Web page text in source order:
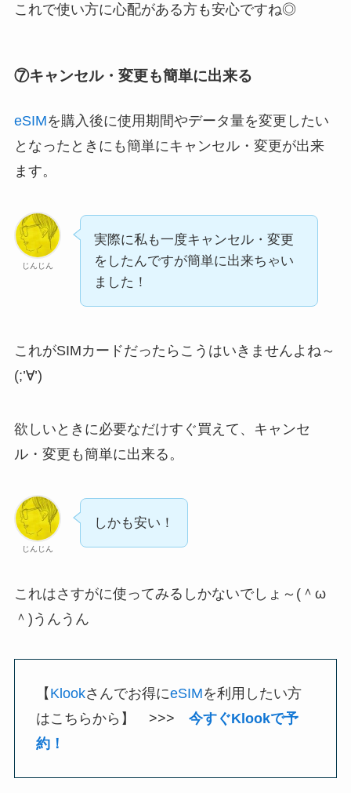
これで使い方に心配がある方も安心ですね◎
⑦キャンセル・変更も簡単に出来る
eSIMを購入後に使用期間やデータ量を変更したい
となったときにも簡単にキャンセル・変更が出来
ます。
じんじん
実際に私も一度キャンセル・変更
をしたんですが簡単に出来ちゃい
ました！
これがSIMカードだったらこうはいきませんよね～
(;’∀’)
欲しいときに必要なだけすぐ買えて、キャンセ
ル・変更も簡単に出来る。
じんじん
しかも安い！
これはさすがに使ってみるしかないでしょ～(＾ω
＾)うんうん
【 Klookさんでお得にeSIMを利用したい方
はこちらから】 >>> 今すぐKlookで予
約！